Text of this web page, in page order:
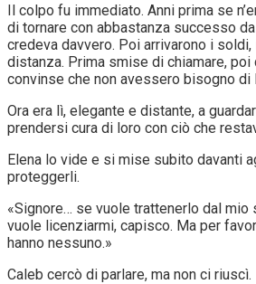
Il colpo fu immediato. Anni prima se
di tornare con abbastanza successo
credeva davvero. Poi arrivarono i
distanza. Prima smise di chiamare,
convinse che non avessero bisogno di
Ora era lì, elegante e distante, a
prendersi cura di loro con ciò che
Elena lo vide e si mise subito davanti
proteggerli.
«Signore… se vuole trattenerlo dal mio
vuole licenziarmi, capisco. Ma per
hanno nessuno.»
Caleb cercò di parlare, ma non ci riuscì.